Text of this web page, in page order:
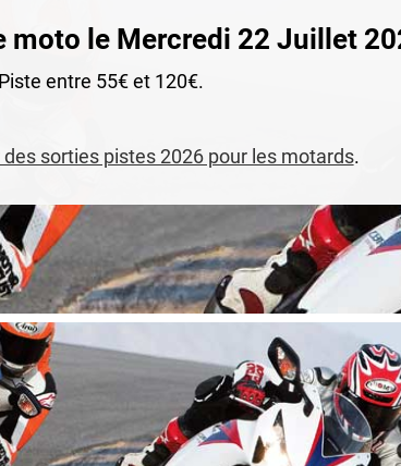
le Mercredi 22 Juillet
entre 55€ et 120€.
sorties pistes 2026 pour les motards.